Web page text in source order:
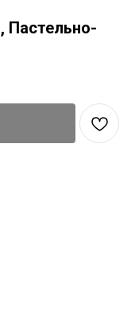
Пастельно-